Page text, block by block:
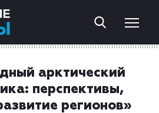
арктический
перспективы,
регионов»